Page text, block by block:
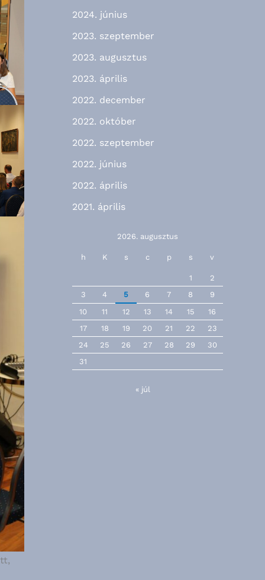
2024. június
2023. szeptember
2023. augusztus
2023. április
2022. december
2022. október
2022. szeptember
2022. június
2022. április
2021. április
2026. augusztus
h K s c p s v
1
2
3
4 5 6 7 8
9
10
11 12 13 14 15
16
17
18 19 20 21 22
23
24
25 26 27 28 29
30
31
« júl